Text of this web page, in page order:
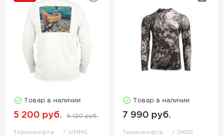
Товар в наличии
5 200 руб. 6 120 руб.
Термокофта SIMMS
Товар в наличии
7 990 руб.
Термокофта SKRE